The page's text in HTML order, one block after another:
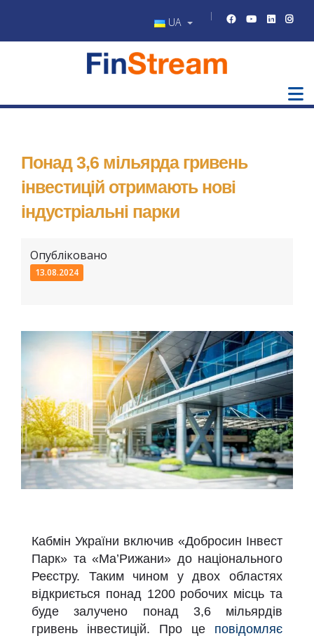
UA
Понад 3,6 мільярда гривень
інвестицій отримають нові
індустріальні парки
Опубліковано
13.08.2024
Кабмін України включив «Добросин Інвест
Парк» та «Ма’Рижани» до національного
Реєстру. Таким чином у двох областях
відкриється понад 1200 робочих місць та
буде залучено понад 3,6 мільярдів
гривень інвестицій. Про це повідомляє